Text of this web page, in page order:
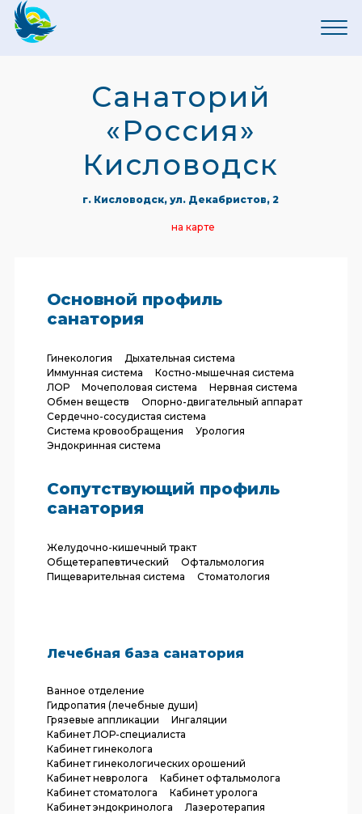
Санаторий
«Россия»
Кисловодск
г. Кисловодск, ул. Декабристов, 2
на карте
Основной профиль
санатория
Гинекология
Дыхательная система
Иммунная система
Костно-мышечная система
ЛОР
Мочеполовая система
Нервная система
Обмен веществ
Опорно-двигательный аппарат
Сердечно-сосудистая система
Система кровообращения
Урология
Эндокринная система
Сопутствующий профиль
санатория
Желудочно-кишечный тракт
Общетерапевтический
Офтальмология
Пищеварительная система
Стоматология
Лечебная база санатория
Ванное отделение
Гидропатия (лечебные души)
Грязевые аппликации
Ингаляции
Кабинет ЛОР-специалиста
Кабинет гинеколога
Кабинет гинекологических орошений
Кабинет невролога
Кабинет офтальмолога
Кабинет стоматолога
Кабинет уролога
Кабинет эндокринолога
Лазеротерапия